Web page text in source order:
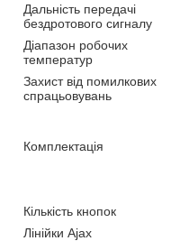
Дальність передачі
бездротового сигналу
Діапазон робочих
температур
Захист від помилкових
спрацьовувань
Комплектація
Кількість кнопок
Лінійки Ajax